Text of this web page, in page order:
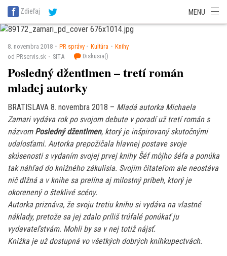
SITA Energetika
SITA Potravinárstvo
Zdieľaj MENU
8. novembra 2018 PR správy Kultúra
Knihy
od PRservis.sk
SITA Diskusia()
Posledný džentlmen – tretí román
mladej autorky
BRATISLAVA 8. novembra 2018 – Mladá autorka Michaela
Zamari vydáva rok po svojom debute v poradí už tretí román s
názvom Posledný džentlmen, ktorý je inšpirovaný skutočnými
udalosťami. Autorka prepožičala hlavnej postave svoje
skúsenosti s vydaním svojej prvej knihy Šéf môjho šéfa a ponúka
tak náhľad do knižného zákulisia. Svojim čitateľom ale neostáva
nič dlžná a v knihe sa prelína aj milostný príbeh, ktorý je
okorenený o šteklivé scény.
Autorka priznáva, že svoju tretiu knihu si vydáva na vlastné
náklady, pretože sa jej zdalo príliš trúfalé ponúkať ju
vydavateľstvám. Mohli by sa v nej totiž nájsť.
Knižka je už dostupná vo všetkých dobrých kníhkupectvách.